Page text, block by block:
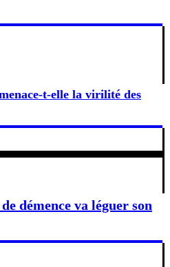
t-elle la virilité des
démence va léguer son